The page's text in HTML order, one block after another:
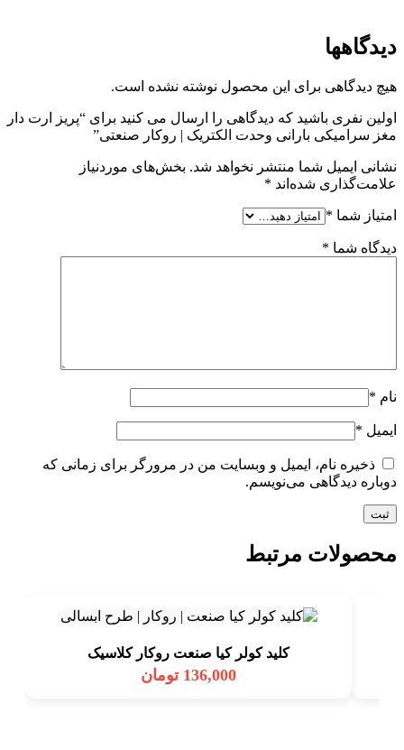
دیدگاهها
هیچ دیدگاهی برای این محصول نوشته نشده است.
اولین نفری باشید که دیدگاهی را ارسال می کنید برای “پریز ارت دار
مغز سرامیکی بارانی وحدت الکتریک | روکار صنعتی”
نشانی ایمیل شما منتشر نخواهد شد. بخش‌های موردنیاز
علامت‌گذاری شده‌اند *
امتیاز شما *
دیدگاه شما *
نام *
ایمیل *
ذخیره نام، ایمیل و وبسایت من در مرورگر برای زمانی که
دوباره دیدگاهی می‌نویسم.
محصولات مرتبط
كليد كولر كيا صنعت روكار كلاسيک
136,000 تومان